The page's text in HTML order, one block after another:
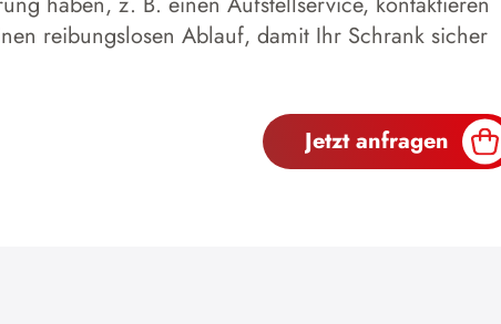
reibungslosen Ablauf, damit Ihr Schrank sicher
Jetzt anfragen